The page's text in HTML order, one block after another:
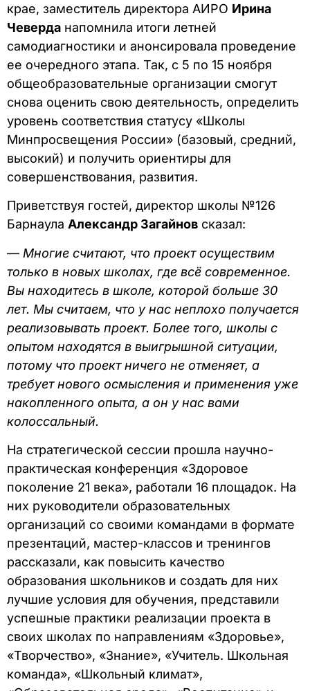
крае, заместитель директора АИРО Ирина
Чеверда напомнила итоги летней
самодиагностики и анонсировала проведение
ее очередного этапа. Так, с 5 по 15 ноября
общеобразовательные организации смогут
снова оценить свою деятельность, определить
уровень соответствия статусу «Школы
Минпросвещения России» (базовый, средний,
высокий) и получить ориентиры для
совершенствования, развития.
Приветствуя гостей, директор школы №126
Барнаула Александр Загайнов сказал:
— Многие считают, что проект осуществим
только в новых школах, где всё современное.
Вы находитесь в школе, которой больше 30
лет. Мы считаем, что у нас неплохо получается
реализовывать проект. Более того, школы с
опытом находятся в выигрышной ситуации,
потому что проект ничего не отменяет, а
требует нового осмысления и применения уже
накопленного опыта, а он у нас вами
колоссальный.
На стратегической сессии прошла научно-
практическая конференция «Здоровое
поколение 21 века», работали 16 площадок. На
них руководители образовательных
организаций со своими командами в формате
презентаций, мастер-классов и тренингов
рассказали, как повысить качество
образования школьников и создать для них
лучшие условия для обучения, представили
успешные практики реализации проекта в
своих школах по направлениям «Здоровье»,
«Творчество», «Знание», «Учитель. Школьная
команда», «Школьный климат»,